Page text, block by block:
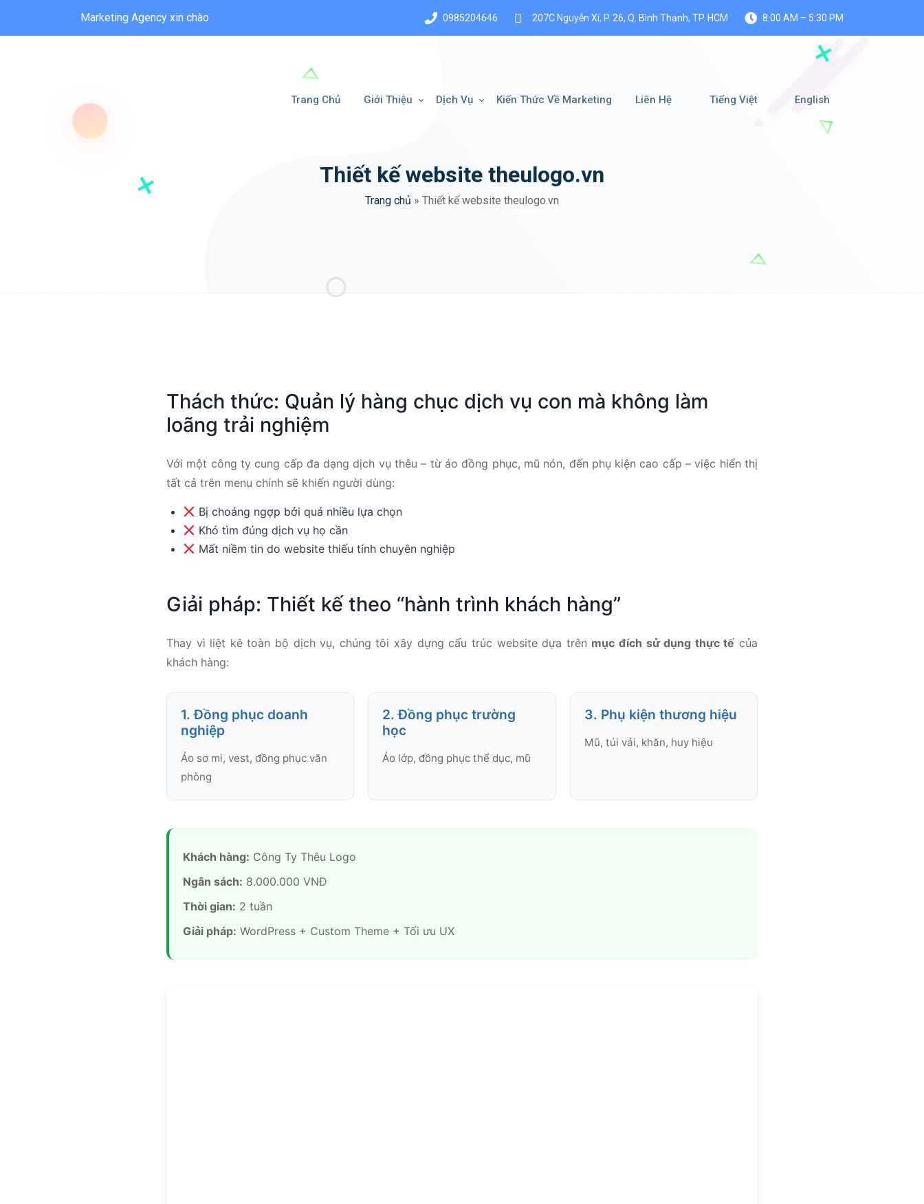
Marketing Agency xin chào 0985204646 207C Nguyễn Xí, P. 26, Q. Bình Thạnh, TP. HCM 8:00 AM – 5:30 PM
Trang Chủ Giới Thiệu Dịch Vụ Kiến Thức Về Marketing Liên Hệ Tiếng Việt English
Thiết kế website theulogo.vn
Trang chủ » Thiết kế website theulogo.vn
Thách thức: Quản lý hàng chục dịch vụ con mà không làm
loãng trải nghiệm
Với một công ty cung cấp đa dạng dịch vụ thêu – từ áo đồng phục, mũ nón, đến phụ kiện cao cấp – việc hiển thị
tất cả trên menu chính sẽ khiến người dùng:
Bị choáng ngợp bởi quá nhiều lựa chọn
Khó tìm đúng dịch vụ họ cần
Mất niềm tin do website thiếu tính chuyên nghiệp
Giải pháp: Thiết kế theo “hành trình khách hàng”
Thay vì liệt kê toàn bộ dịch vụ, chúng tôi xây dựng cấu trúc website dựa trên mục đích sử dụng thực tế của
khách hàng:
1. Đồng phục doanh
nghiệp
Áo sơ mi, vest, đồng phục văn
phòng
2. Đồng phục trường
học
Áo lớp, đồng phục thể dục, mũ
3. Phụ kiện thương hiệu
Mũ, túi vải, khăn, huy hiệu
Khách hàng: Công Ty Thêu Logo
Ngân sách: 8.000.000 VNĐ
Thời gian: 2 tuần
Giải pháp: WordPress + Custom Theme + Tối ưu UX